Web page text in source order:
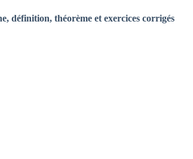
définition, théorème et exercices corrigés